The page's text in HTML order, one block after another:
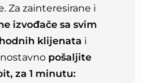
Za zainteresirane i
izvođače sa svim
klijenata i
pošaljite
za 1 minutu: